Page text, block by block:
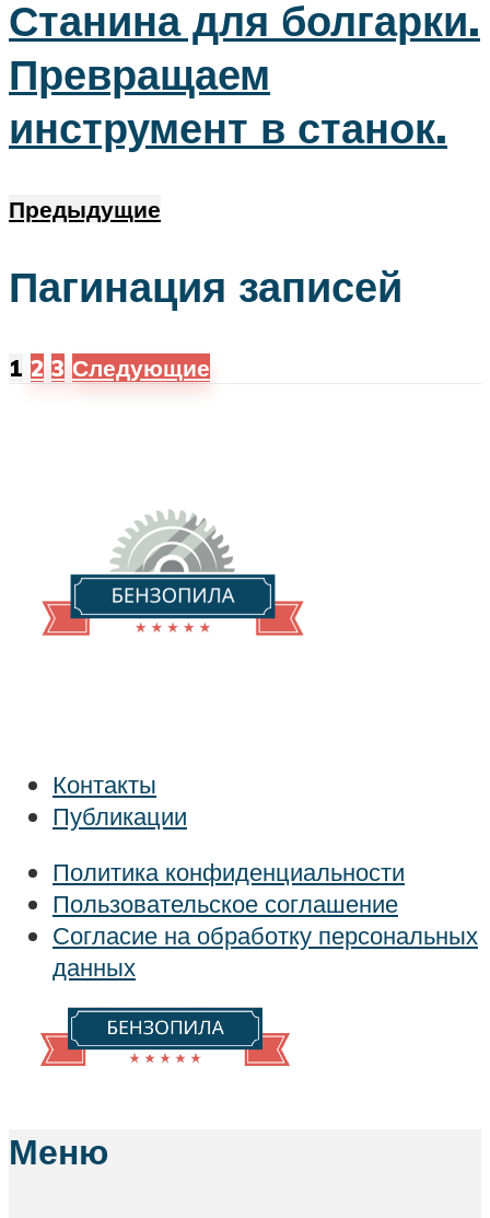
Станина для болгарки.
Превращаем
инструмент в станок.
Предыдущие
Пагинация записей
1 2 3 Следующие
Контакты
Публикации
Политика конфиденциальности
Пользовательское соглашение
Согласие на обработку персональных
данных
Меню